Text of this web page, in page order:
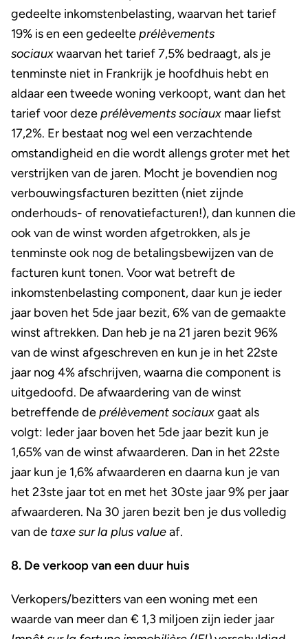
gedeelte inkomstenbelasting, waarvan het tarief
19% is en een gedeelteprélèvements
sociauxwaarvan het tarief 7,5% bedraagt, als je
tenminste niet in Frankrijk je hoofdhuis hebt en
aldaar een tweede woning verkoopt, want dan het
tarief voor dezeprélèvements sociaux maar liefst
17,2%. Er bestaat nog wel een verzachtende
omstandigheid en die wordt allengs groter met het
verstrijken van de jaren. Mocht je bovendien nog
verbouwingsfacturen bezitten (niet zijnde
onderhouds- of renovatiefacturen!), dan kunnen die
ook van de winst worden afgetrokken, als je
tenminste ook nog de betalingsbewijzen van de
facturen kunt tonen. Voor wat betreft de
inkomstenbelasting component, daar kun je ieder
jaar boven het 5de jaar bezit, 6% van de gemaakte
winst aftrekken. Dan heb je na 21 jaren bezit 96%
van de winst afgeschreven en kun je in het 22ste
jaar nog 4% afschrijven, waarna die component is
uitgedoofd. De afwaardering van de winst
betreffende deprélèvement sociauxgaat als
volgt: Ieder jaar boven het 5de jaar bezit kun je
1,65% van de winst afwaarderen. Dan in het 22ste
jaar kun je 1,6% afwaarderen en daarna kun je van
het 23ste jaar tot en met het 30ste jaar 9% per jaar
afwaarderen. Na 30 jaren bezit ben je dus volledig
van de taxe sur la plus valueaf.
8. De verkoop van een duur huis
Verkopers/bezitters van een woning met een
waarde van meer dan € 1,3 miljoen zijn ieder jaar